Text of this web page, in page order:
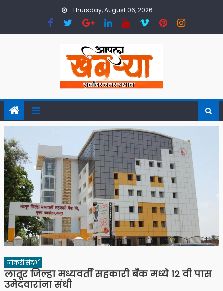
Thursday, August 06, 2026
नोकरी संदर्भ
लातूर जिल्हा मध्यवर्ती सहकारी बँक मध्ये १२ वी पास
उमेदवारांना संधी